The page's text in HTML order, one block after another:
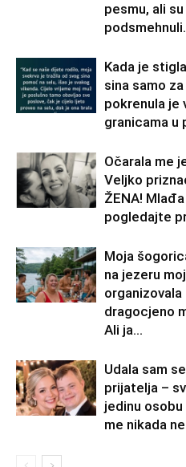
pesmu, ali
Kada je
sina samo
pokrenula je
granicama u
Očarala me
Veljko
ŽENA!
pogledajte
Moja
na jezeru
dragocjeno
Ali ja...
Udala sam
prijatelja –
jedinu
me nikada